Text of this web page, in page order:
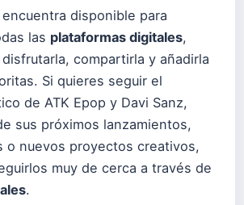
disponible para
las plataformas digitales,
compartirla y añadirla
Si quieres seguir el
de ATK Epop y Davi Sanz,
sus próximos lanzamientos,
o nuevos proyectos creativos,
muy de cerca a través de
.